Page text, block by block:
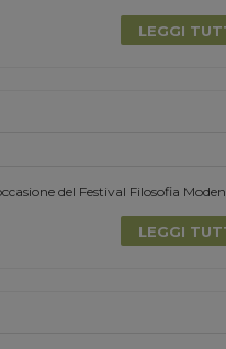
LEGGI
del Festival Filosofia
LEGGI